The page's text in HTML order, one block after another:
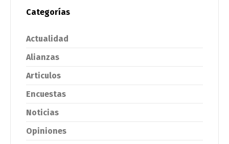
Categorías
Actualidad
Alianzas
Articulos
Encuestas
Noticias
Opiniones